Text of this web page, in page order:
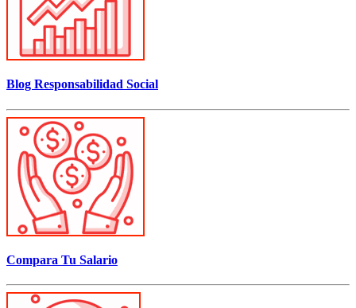
Blog Responsabilidad Social
Compara Tu Salario